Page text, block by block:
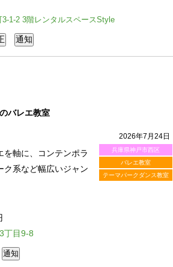
1-2 3階レンタルスペースStyle
バレエ教室
2026年7月24日
兵庫県神戸市西区
バレエ教室
テーマパークダンス教室
を軸に、コンテンポラ
ク系など幅広いジャン
丁目9-8